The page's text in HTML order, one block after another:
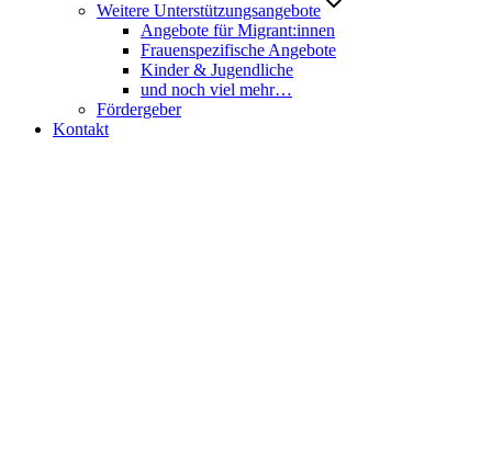
Weitere Unterstützungsangebote
Angebote für Migrant:innen
Frauenspezifische Angebote
Kinder & Jugendliche
und noch viel mehr…
Fördergeber
Kontakt